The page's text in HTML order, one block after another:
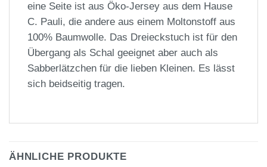
eine Seite ist aus Öko-Jersey aus dem Hause
C. Pauli, die andere aus einem Moltonstoff aus
100% Baumwolle. Das Dreieckstuch ist für den
Übergang als Schal geeignet aber auch als
Sabberlätzchen für die lieben Kleinen. Es lässt
sich beidseitig tragen.
ÄHNLICHE PRODUKTE